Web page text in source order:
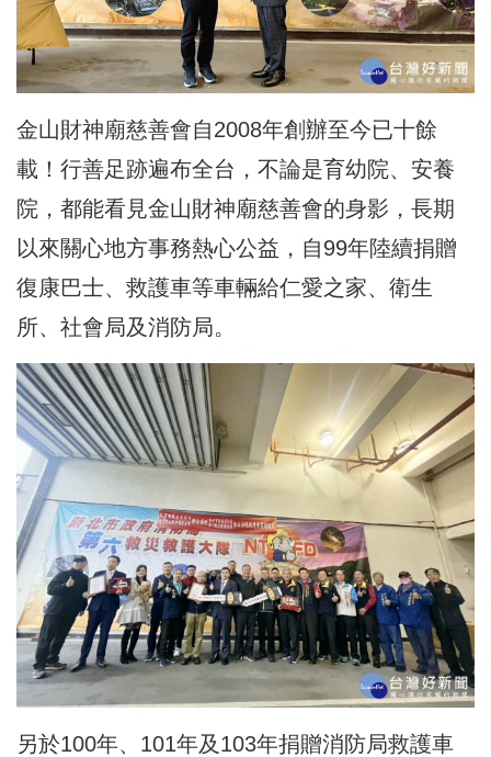
金山財神廟慈善會自2008年創辦至今已十餘
載！行善足跡遍布全台，不論是育幼院、安養
院，都能看見金山財神廟慈善會的身影，長期
以來關心地方事務熱心公益，自99年陸續捐贈
復康巴士、救護車等車輛給仁愛之家、衛生
所、社會局及消防局。
另於100年、101年及103年捐贈消防局救護車